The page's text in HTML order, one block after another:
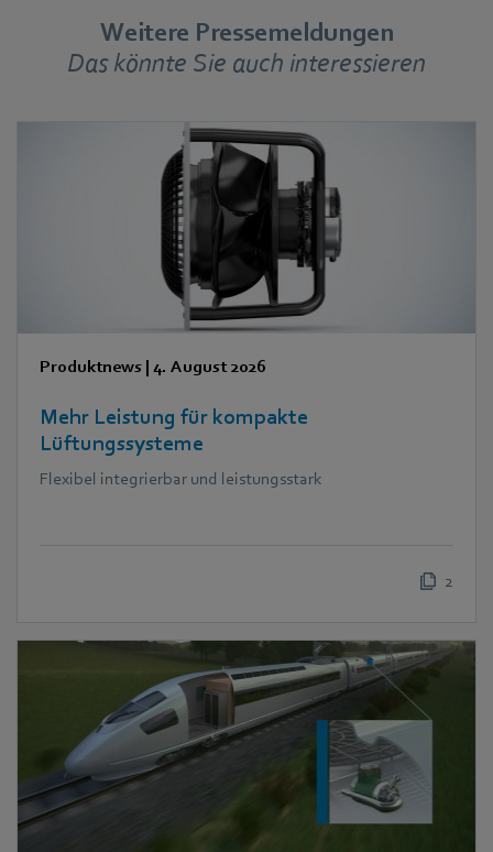
Weitere Pressemeldungen
Das könnte Sie auch interessieren
Produktnews | 4. August 2026
Mehr Leistung für kompakte
Lüftungssysteme
Flexibel integrierbar und leistungsstark
2